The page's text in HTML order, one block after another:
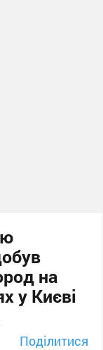
на
у Києві
Поділитися